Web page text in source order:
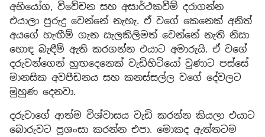
අභියෝග, විවේචන සහ අසාර්ථකවීම් දරාගන්න
එයාලා පුරුදු වෙන්නේ නැහැ. ඒ වගේ කෙනෙක් අනිත්
අයගේ හැඟීම් ගැන සැලකිලිමත් වෙන්නේ නැති නිසා
හොඳ බැඳීම් ඇති කරගන්න එයාට අමාරුයි. ඒ වගේ
දරුවන්ගෙන් හුඟදෙනෙක් වැඩිහිටියෝ වුණාට පස්සේ
මානසික අවපීඩනය සහ කනස්සල්ල වගේ දේවලට
මුහුණ දෙනවා.
දරුවාගේ ආත්ම විශ්වාසය වැඩි කරන්න කියලා එයාට
බොරුවට ප්‍රශංසා කරන්න එපා. මොකද ඇත්තටම